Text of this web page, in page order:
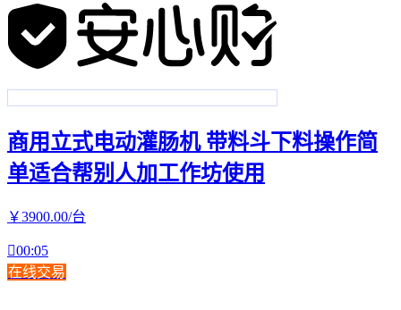
商用立式电动灌肠机 带料斗下料操作简
单适合帮别人加工作坊使用
￥3900.00/台
00:05
在线交易